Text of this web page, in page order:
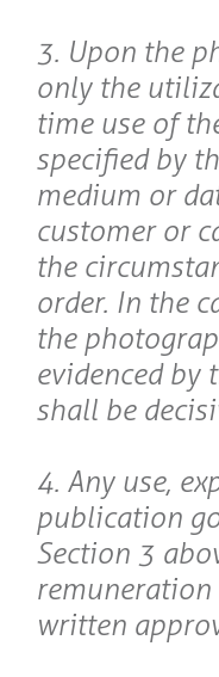
3. Upon the
only the
time use of
specified by
medium or
customer or
the
order. In the
the
evidenced by
shall be
4. Any use,
publication
Section 3
remuneration
written